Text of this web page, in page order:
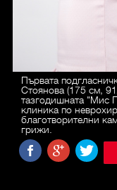
Първата
Стоянова (175 см,
тазгодишната "Мис
клиника по
благотворителни
грижи.